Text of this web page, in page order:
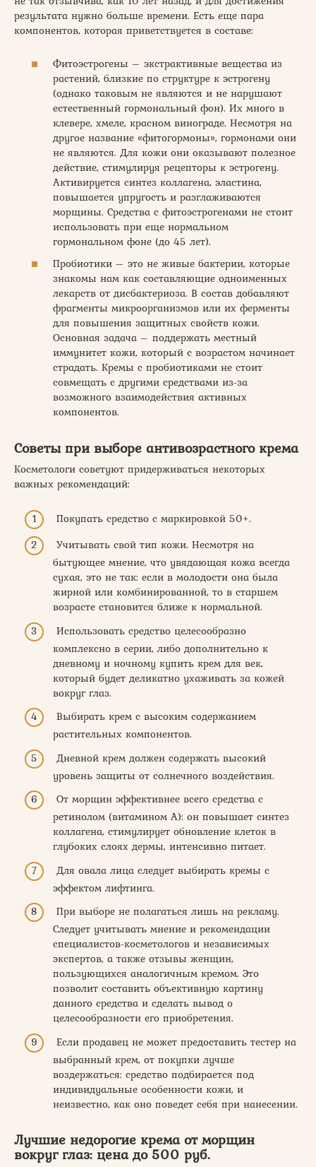
результата нужно больше времени. Есть еще пара
компонентов, которая приветствуется в составе:
Фитоэстрогены – экстрактивные вещества из
растений, близкие по структуре к эстрогену
(однако таковым не являются и не нарушают
естественный гормональный фон). Их много в
клевере, хмеле, красном винограде. Несмотря на
другое название «фитогормоны», гормонами они
не являются. Для кожи они оказывают полезное
действие, стимулируя рецепторы к эстрогену.
Активируется синтез коллагена, эластина,
повышается упругость и разглаживаются
морщины. Средства с фитоэстрогенами не стоит
использовать при еще нормальном
гормональном фоне (до 45 лет).
Пробиотики – это не живые бактерии, которые
знакомы нам как составляющие одноименных
лекарств от дисбактериоза. В состав добавляют
фрагменты микроорганизмов или их ферменты
для повышения защитных свойств кожи.
Основная задача – поддержать местный
иммунитет кожи, который с возрастом начинает
страдать. Кремы с пробиотиками не стоит
совмещать с другими средствами из-за
возможного взаимодействия активных
компонентов.
Советы при выборе антивозрастного крема
Косметологи советуют придерживаться некоторых
важных рекомендаций:
Покупать средство с маркировкой 50+.
Учитывать свой тип кожи. Несмотря на
бытующее мнение, что увядающая кожа всегда
сухая, это не так: если в молодости она была
жирной или комбинированной, то в старшем
возрасте становится ближе к нормальной.
Использовать средство целесообразно
комплексно в серии, либо дополнительно к
дневному и ночному купить крем для век,
который будет деликатно ухаживать за кожей
вокруг глаз.
Выбирать крем с высоким содержанием
растительных компонентов.
Дневной крем должен содержать высокий
уровень защиты от солнечного воздействия.
От морщин эффективнее всего средства с
ретинолом (витамином А): он повышает синтез
коллагена, стимулирует обновление клеток в
глубоких слоях дермы, интенсивно питает.
Для овала лица следует выбирать кремы с
эффектом лифтинга.
При выборе не полагаться лишь на рекламу.
Следует учитывать мнение и рекомендации
специалистов-косметологов и независимых
экспертов, а также отзывы женщин,
пользующихся аналогичным кремом. Это
позволит составить объективную картину
данного средства и сделать вывод о
целесообразности его приобретения.
Если продавец не может предоставить тестер на
выбранный крем, от покупки лучше
воздержаться: средство подбирается под
индивидуальные особенности кожи, и
неизвестно, как оно поведет себя при нанесении.
Лучшие недорогие крема от морщин
вокруг глаз: цена до 500 руб.